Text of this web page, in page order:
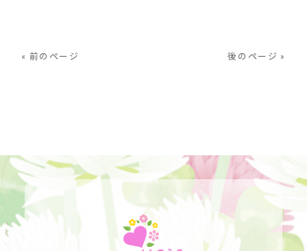
« 前のページ 後のページ »